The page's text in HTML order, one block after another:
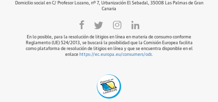
Domicilio social en C/ Profesor Lozano, nº 7, Urbanización El Sebadal, 35008 Las Palmas de Gran
Canaria
En lo posible, para la resolución de litigios en línea en materia de consumo conforme
Reglamento (UE) 524/2013, se buscará la posibilidad que la Comisión Europea facilita
como plataforma de resolución de litigios en línea y que se encuentra disponible en el
enlace https://ec.europa.eu/consumers/odr.